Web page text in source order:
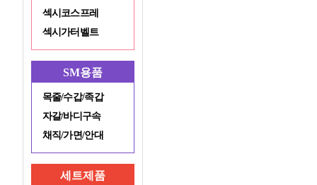
섹시코스프레
섹시가터벨트
SM용품
목줄/수갑/족갑
자갈/바디구속
채직/가면/안대
세트제품